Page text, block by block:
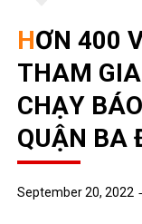
HƠN 400 VẬN ĐỘNG VIÊN
THAM
CHẠY
QUẬN BA
September 20, 2022